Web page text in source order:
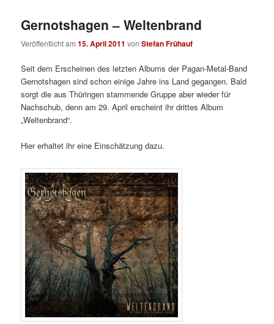
Gernotshagen – Weltenbrand
Veröffentlicht am15. April 2011 vonStefan Frühauf
Seit dem Erscheinen des letzten Albums der Pagan-Metal-Band
Gernotshagen sind schon einige Jahre ins Land gegangen. Bald
sorgt die aus Thüringen stammende Gruppe aber wieder für
Nachschub, denn am 29. April erscheint ihr drittes Album
„Weltenbrand“.
Hier erhaltet ihr eine Einschätzung dazu.